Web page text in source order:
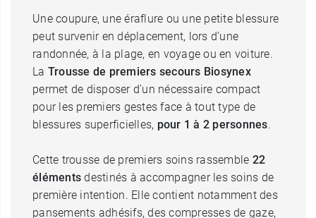
Une coupure, une éraflure ou une petite blessure
peut survenir en déplacement, lors d’une
randonnée, à la plage, en voyage ou en voiture.
La Trousse de premiers secours Biosynex
permet de disposer d’un nécessaire compact
pour les premiers gestes face à tout type de
blessures superficielles, pour 1 à 2 personnes.
Cette trousse de premiers soins rassemble 22
éléments destinés à accompagner les soins de
première intention. Elle contient notamment des
pansements adhésifs, des compresses de gaze,